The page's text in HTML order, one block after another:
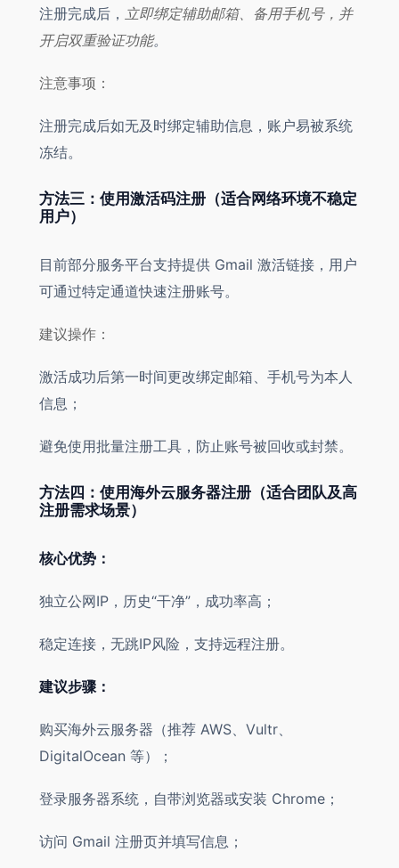
注册完成后， 立即绑定辅助邮箱、备用手机号，并
开启双重验证功能。
注意事项：
注册完成后如无及时绑定辅助信息，账户易被系统
冻结。
方法三：使用激活码注册（适合网络环境不稳定
用户）
目前部分服务平台支持提供 Gmail 激活链接，用户
可通过特定通道快速注册账号。
建议操作：
激活成功后第一时间更改绑定邮箱、手机号为本人
信息；
避免使用批量注册工具，防止账号被回收或封禁。
方法四：使用海外云服务器注册（适合团队及高
注册需求场景）
核心优势：
独立公网IP，历史“干净”，成功率高；
稳定连接，无跳IP风险，支持远程注册。
建议步骤：
购买海外云服务器（推荐 AWS、Vultr、
DigitalOcean 等）；
登录服务器系统，自带浏览器或安装 Chrome；
访问 Gmail 注册页并填写信息；